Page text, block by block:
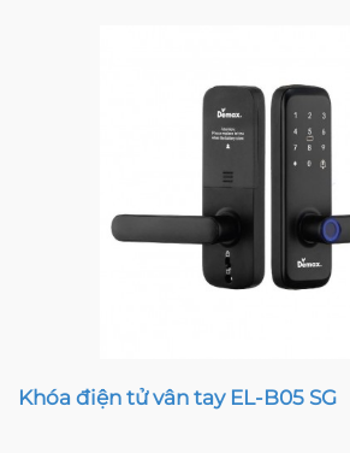
Khóa điện tử vân tay EL-B05 SG